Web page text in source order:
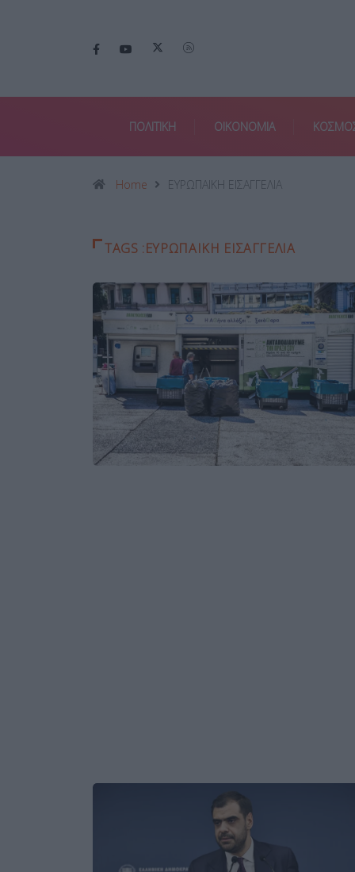
ΠΟΛΙΤΙΚΗ ΟΙΚΟΝΟΜΙΑ
Home ΕΥΡΩΠΑΙΚΗ ΕΙΣΑΓΓΕΛΙΑ
TAGS :ΕΥΡΩΠΑΙΚΗ ΕΙΣΑΓΓΕΛΙΑ